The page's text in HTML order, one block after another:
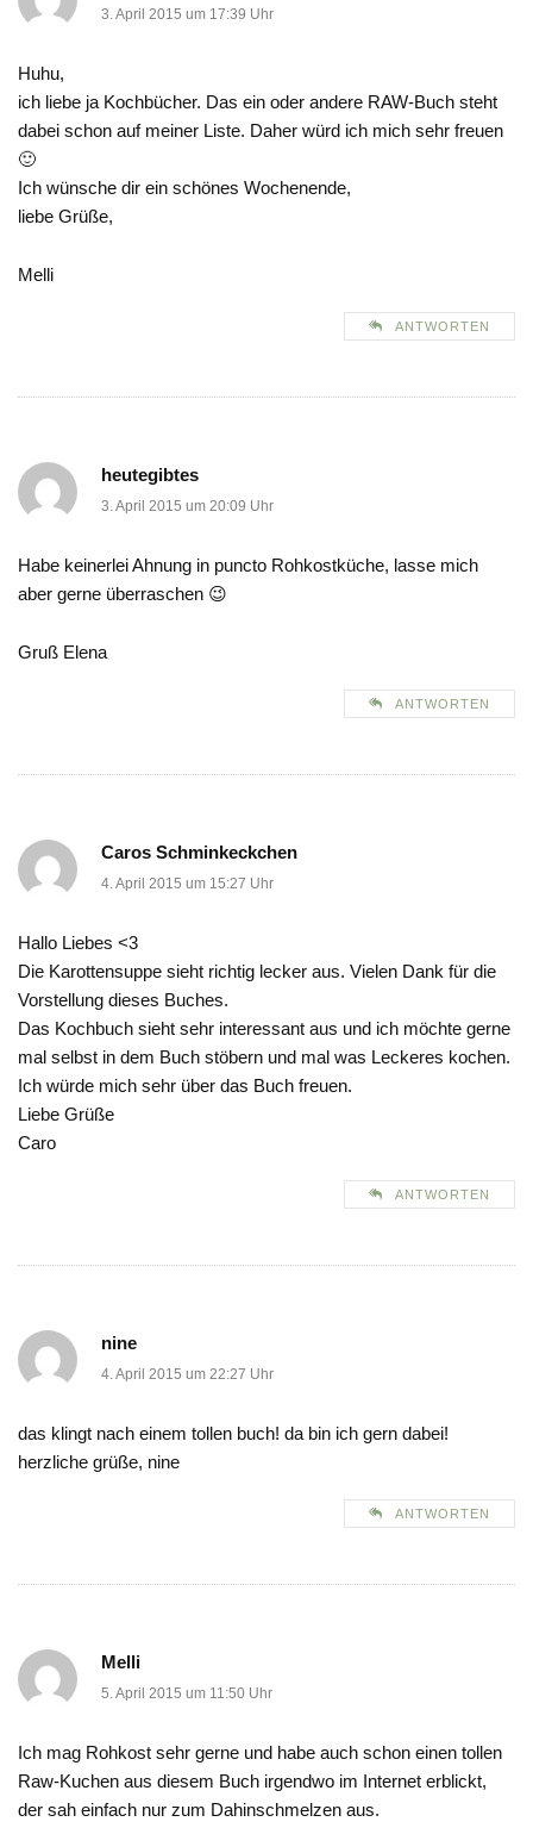
3. April 2015 um 17:39 Uhr
Huhu,
ich liebe ja Kochbücher. Das ein oder andere RAW-Buch steht
dabei schon auf meiner Liste. Daher würd ich mich sehr freuen
🙂
Ich wünsche dir ein schönes Wochenende,
liebe Grüße,
Melli
ANTWORTEN
heutegibtes
3. April 2015 um 20:09 Uhr
Habe keinerlei Ahnung in puncto Rohkostküche, lasse mich
aber gerne überraschen 😉
Gruß Elena
ANTWORTEN
Caros Schminkeckchen
4. April 2015 um 15:27 Uhr
Hallo Liebes <3
Die Karottensuppe sieht richtig lecker aus. Vielen Dank für die
Vorstellung dieses Buches.
Das Kochbuch sieht sehr interessant aus und ich möchte gerne
mal selbst in dem Buch stöbern und mal was Leckeres kochen.
Ich würde mich sehr über das Buch freuen.
Liebe Grüße
Caro
ANTWORTEN
nine
4. April 2015 um 22:27 Uhr
das klingt nach einem tollen buch! da bin ich gern dabei!
herzliche grüße, nine
ANTWORTEN
Melli
5. April 2015 um 11:50 Uhr
Ich mag Rohkost sehr gerne und habe auch schon einen tollen
Raw-Kuchen aus diesem Buch irgendwo im Internet erblickt,
der sah einfach nur zum Dahinschmelzen aus.